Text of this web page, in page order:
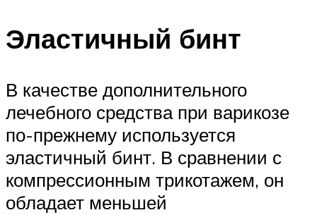
Эластичный бинт
В качестве дополнительного
лечебного средства при варикозе
по-прежнему используется
эластичный бинт. В сравнении с
компрессионным трикотажем, он
обладает меньшей